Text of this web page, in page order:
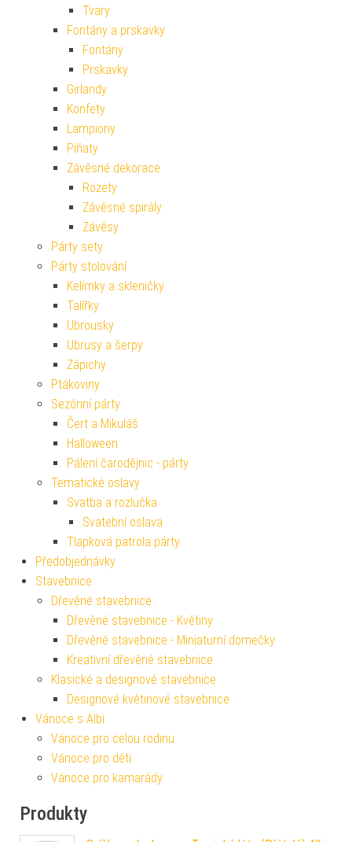
Tvary
Fontány a prskavky
Fontány
Prskavky
Girlandy
Konfety
Lampiony
Piňaty
Závěsné dekorace
Rozety
Závěsné spirály
Závěsy
Párty sety
Párty stolování
Kelímky a skleničky
Talířky
Ubrousky
Ubrusy a šerpy
Zápichy
Ptákoviny
Sezónní párty
Čert a Mikuláš
Halloween
Pálení čarodějnic - párty
Tematické oslavy
Svatba a rozlučka
Svatební oslava
Tlapková patrola párty
Předobjednávky
Stavebnice
Dřevěné stavebnice
Dřevěné stavebnice - Květiny
Dřevěné stavebnice - Miniaturní domečky
Kreativní dřevěné stavebnice
Klasické a designové stavebnice
Designové květinové stavebnice
Vánoce s Albi
Vánoce pro celou rodinu
Vánoce pro děti
Vánoce pro kamarády
Produkty